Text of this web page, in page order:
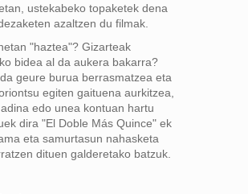
ustekabeko topaketek dena
azaltzen du filmak.
"haztea"? Gizarteak
bidea al da aukera bakarra?
geure burua berrasmatzea eta
egiten gaituena aurkitzea,
edo unea kontuan hartu
dira "El Doble Más Quince" ek
eta samurtasun nahasketa
dituen galderetako batzuk.